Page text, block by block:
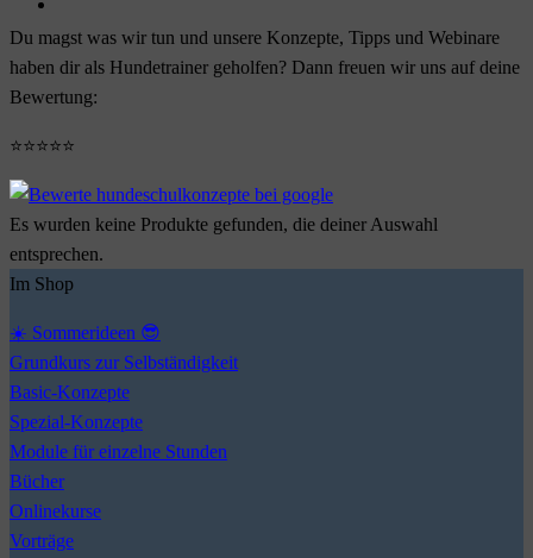
Du magst was wir tun und unsere Konzepte, Tipps und Webinare
haben dir als Hundetrainer geholfen? Dann freuen wir uns auf deine
Bewertung:
⭐⭐⭐⭐⭐
Es wurden keine Produkte gefunden, die deiner Auswahl
entsprechen.
Im Shop
☀️ Sommerideen 😎
Grundkurs zur Selbständigkeit
Basic-Konzepte
Spezial-Konzepte
Module für einzelne Stunden
Bücher
Onlinekurse
Vorträge